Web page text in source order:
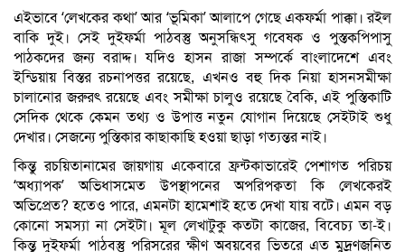
এইভাবে ‘লেখকের কথা’ আর ‘ভূমিকা’ আলাপে গেছে একফর্মা পাক্কা। রইল
বাকি দুই। সেই দুইফর্মা পাঠবস্তু অনুসন্ধিৎসু গবেষক ও পুস্তকপিপাসু
পাঠকদের জন্য বরাদ্দ। যদিও হাসন রাজা সম্পর্কে বাংলাদেশে এবং
ইন্ডিয়ায় বিস্তর রচনাপত্তর রয়েছে, এখনও বহু দিক নিয়া হাসনসমীক্ষা
চালানোর জরুরৎ রয়েছে এবং সমীক্ষা চালুও রয়েছে বৈকি, এই পুস্তিকাটি
সেদিক থেকে কেমন তথ্য ও উপাত্ত নতুন যোগান দিয়েছে সেইটাই শুধু
দেখার। সেজন্যে পুস্তিকার কাছাকাছি হওয়া ছাড়া গত্যন্তর নাই।
কিন্তু রচয়িতানামের জায়গায় একেবারে ফ্রন্টকাভারেই পেশাগত পরিচয়
‘অধ্যাপক’ অভিধাসমেত উপস্থাপনের অপরিপক্বতা কি লেখকেরই
অভিপ্রেত? হতেও পারে, এমনটা হামেশাই হতে দেখা যায় বটে। এমন বড়
কোনো সমস্যা না সেইটা। মূল লেখাটুকু কতটা কাজের, বিবেচ্য তা-ই।
কিন্তু দুইফর্মা পাঠবস্তু পরিসরের ক্ষীণ অবয়বের ভিতরে এত মুদ্রণজনিত